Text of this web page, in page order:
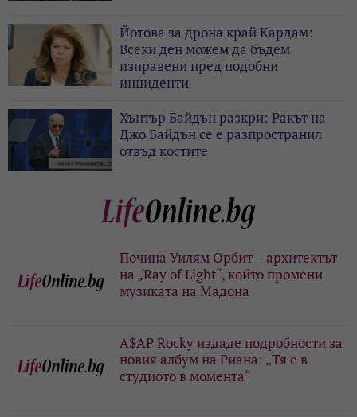
Йотова за дрона край Кардам:
Всеки ден можем да бъдем
изправени пред подобни
инциденти
Хънтър Байдън разкри: Ракът на
Джо Байдън се е разпространил
отвъд костите
Почина Уилям Орбит – архитектът
на „Ray of Light“, който промени
музиката на Мадона
A$AP Rocky издаде подробности за
новия албум на Риана: „Тя е в
студиото в момента“